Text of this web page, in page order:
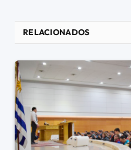
RELACIONADOS